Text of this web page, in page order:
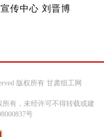
传中心 刘晋博
版权所有 甘肃组工网
有，未经许可不得转载或建
号